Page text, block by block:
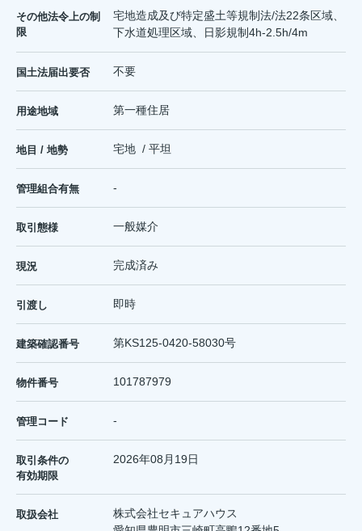
その他法令上の制
限
宅地造成及び特定盛土等規制法/法22条区域、
下水道処理区域、日影規制4h-2.5h/4m
国土法届出要否 不要
用途地域 第一種住居
地目 / 地勢 宅地 / 平坦
管理組合有無 -
取引態様 一般媒介
現況 完成済み
引渡し 即時
建築確認番号 第KS125-0420-58030号
物件番号 101787979
管理コード -
取引条件の
有効期限
2026年08月19日
取扱会社
株式会社セキュアハウス